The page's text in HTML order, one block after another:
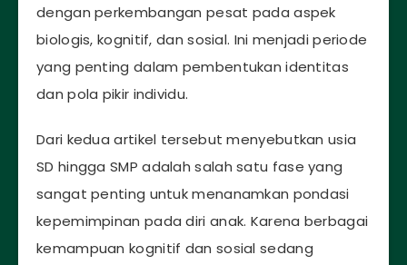
dengan perkembangan pesat pada aspek
biologis, kognitif, dan sosial. Ini menjadi periode
yang penting dalam pembentukan identitas
dan pola pikir individu.
Dari kedua artikel tersebut menyebutkan usia
SD hingga SMP adalah salah satu fase yang
sangat penting untuk menanamkan pondasi
kepemimpinan pada diri anak. Karena berbagai
kemampuan kognitif dan sosial sedang